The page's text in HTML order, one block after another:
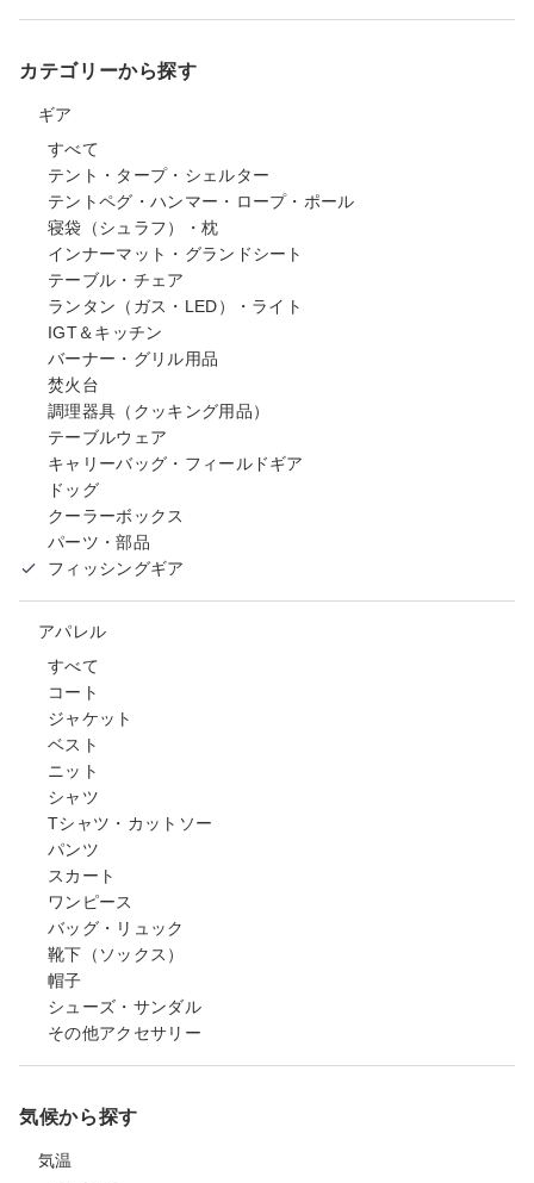
カテゴリーから探す
ギア
すべて
テント・タープ・シェルター
テントペグ・ハンマー・ロープ・ポール
寝袋（シュラフ）・枕
インナーマット・グランドシート
テーブル・チェア
ランタン（ガス・LED）・ライト
IGT＆キッチン
バーナー・グリル用品
焚火台
調理器具（クッキング用品）
テーブルウェア
キャリーバッグ・フィールドギア
ドッグ
クーラーボックス
パーツ・部品
フィッシングギア
アパレル
すべて
コート
ジャケット
ベスト
ニット
シャツ
Tシャツ・カットソー
パンツ
スカート
ワンピース
バッグ・リュック
靴下（ソックス）
帽子
シューズ・サンダル
その他アクセサリー
気候から探す
気温